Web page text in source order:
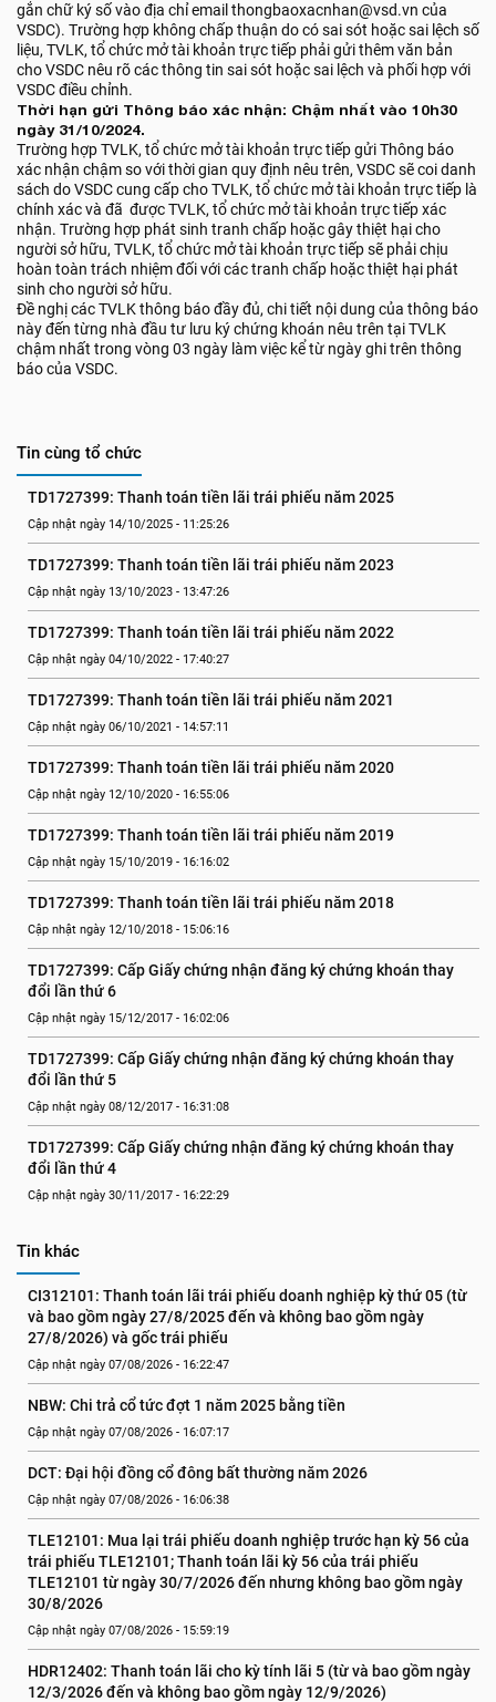
gắn chữ ký số vào địa chỉ email thongbaoxacnhan@vsd.vn của
VSDC). Trường hợp không chấp thuận do có sai sót hoặc sai lệch số
liệu, TVLK, tổ chức mở tài khoản trực tiếp phải gửi thêm văn bản
cho VSDC nêu rõ các thông tin sai sót hoặc sai lệch và phối hợp với
VSDC điều chỉnh.
Thời hạn gửi Thông báo xác nhận: Chậm nhất vào 10h30
ngày 31/10/2024.
Trường hợp TVLK, tổ chức mở tài khoản trực tiếp gửi Thông báo
xác nhận chậm so với thời gian quy định nêu trên, VSDC sẽ coi danh
sách do VSDC cung cấp cho TVLK, tổ chức mở tài khoản trực tiếp là
chính xác và đã được TVLK, tổ chức mở tài khoản trực tiếp xác
nhận. Trường hợp phát sinh tranh chấp hoặc gây thiệt hại cho
người sở hữu, TVLK, tổ chức mở tài khoản trực tiếp sẽ phải chịu
hoàn toàn trách nhiệm đối với các tranh chấp hoặc thiệt hại phát
sinh cho người sở hữu.
Đề nghị các TVLK thông báo đầy đủ, chi tiết nội dung của thông báo
này đến từng nhà đầu tư lưu ký chứng khoán nêu trên tại TVLK
chậm nhất trong vòng 03 ngày làm việc kể từ ngày ghi trên thông
báo của VSDC.
Tin cùng tổ chức
TD1727399: Thanh toán tiền lãi trái phiếu năm 2025
Cập nhật ngày 14/10/2025 - 11:25:26
TD1727399: Thanh toán tiền lãi trái phiếu năm 2023
Cập nhật ngày 13/10/2023 - 13:47:26
TD1727399: Thanh toán tiền lãi trái phiếu năm 2022
Cập nhật ngày 04/10/2022 - 17:40:27
TD1727399: Thanh toán tiền lãi trái phiếu năm 2021
Cập nhật ngày 06/10/2021 - 14:57:11
TD1727399: Thanh toán tiền lãi trái phiếu năm 2020
Cập nhật ngày 12/10/2020 - 16:55:06
TD1727399: Thanh toán tiền lãi trái phiếu năm 2019
Cập nhật ngày 15/10/2019 - 16:16:02
TD1727399: Thanh toán tiền lãi trái phiếu năm 2018
Cập nhật ngày 12/10/2018 - 15:06:16
TD1727399: Cấp Giấy chứng nhận đăng ký chứng khoán thay
đổi lần thứ 6
Cập nhật ngày 15/12/2017 - 16:02:06
TD1727399: Cấp Giấy chứng nhận đăng ký chứng khoán thay
đổi lần thứ 5
Cập nhật ngày 08/12/2017 - 16:31:08
TD1727399: Cấp Giấy chứng nhận đăng ký chứng khoán thay
đổi lần thứ 4
Cập nhật ngày 30/11/2017 - 16:22:29
Tin khác
CI312101: Thanh toán lãi trái phiếu doanh nghiệp kỳ thứ 05 (từ
và bao gồm ngày 27/8/2025 đến và không bao gồm ngày
27/8/2026) và gốc trái phiếu
Cập nhật ngày 07/08/2026 - 16:22:47
NBW: Chi trả cổ tức đợt 1 năm 2025 bằng tiền
Cập nhật ngày 07/08/2026 - 16:07:17
DCT: Đại hội đồng cổ đông bất thường năm 2026
Cập nhật ngày 07/08/2026 - 16:06:38
TLE12101: Mua lại trái phiếu doanh nghiệp trước hạn kỳ 56 của
trái phiếu TLE12101; Thanh toán lãi kỳ 56 của trái phiếu
TLE12101 từ ngày 30/7/2026 đến nhưng không bao gồm ngày
30/8/2026
Cập nhật ngày 07/08/2026 - 15:59:19
HDR12402: Thanh toán lãi cho kỳ tính lãi 5 (từ và bao gồm ngày
12/3/2026 đến và không bao gồm ngày 12/9/2026)